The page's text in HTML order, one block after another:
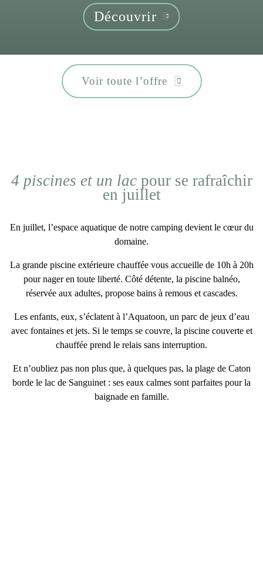
Découvrir
Voir toute l’offre
4 piscines et un lacpour se rafraîchir
en juillet
En juillet, l’espace aquatiquede notre camping devient le cœur du
domaine.
La grande piscine extérieurechauffée vous accueille de 10h à 20h
pour nager en toute liberté. Côté détente, la piscine balnéo,
réservée aux adultes, propose bains à remous et cascades.
Les enfants, eux, s’éclatent à l’Aquatoon, un parc de jeux d’eau
avec fontaines et jets. Si le temps se couvre, la piscine couverteet
chauffée prend le relais sans interruption.
Et n’oubliez pas non plus que, à quelques pas, la plage de Caton
borde le lac de Sanguinet : ses eaux calmes sont parfaites pour la
baignade en famille.